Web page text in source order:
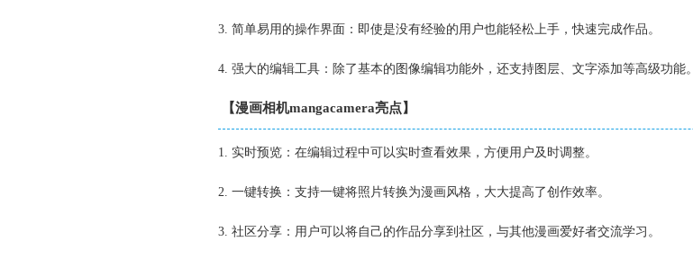
3. 简单易用的操作界面：即使是没有经验的用户也能轻松上手，快速完成作品。
4. 强大的编辑工具：除了基本的图像编辑功能外，还支持图层、文字添加等高级功能。
【漫画相机mangacamera亮点】
1. 实时预览：在编辑过程中可以实时查看效果，方便用户及时调整。
2. 一键转换：支持一键将照片转换为漫画风格，大大提高了创作效率。
3. 社区分享：用户可以将自己的作品分享到社区，与其他漫画爱好者交流学习。